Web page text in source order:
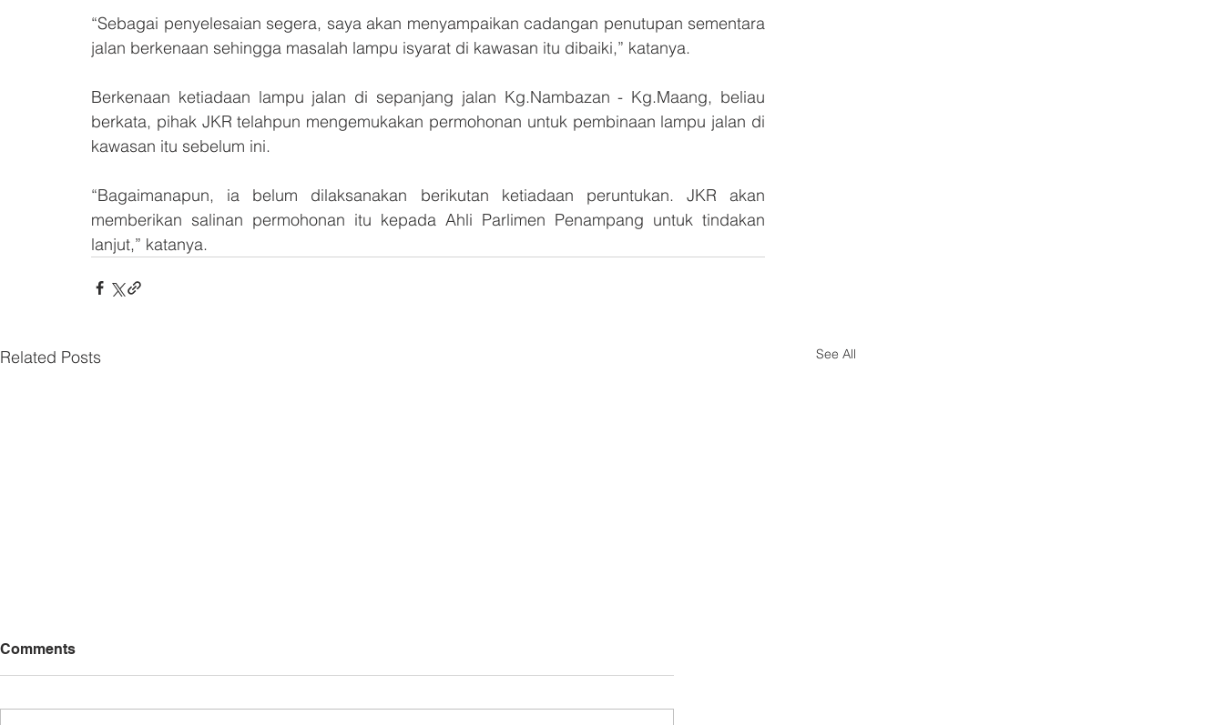
“Sebagai penyelesaian segera, saya akan menyampaikan cadangan penutupan sementara
jalan berkenaan sehingga masalah lampu isyarat di kawasan itu dibaiki,” katanya.
Berkenaan ketiadaan lampu jalan di sepanjang jalan Kg.Nambazan - Kg.Maang, beliau
berkata, pihak JKR telahpun mengemukakan permohonan untuk pembinaan lampu jalan di
kawasan itu sebelum ini.
“Bagaimanapun, ia belum dilaksanakan berikutan ketiadaan peruntukan. JKR akan
memberikan salinan permohonan itu kepada Ahli Parlimen Penampang untuk tindakan
lanjut,” katanya.
Related Posts See All
Comments